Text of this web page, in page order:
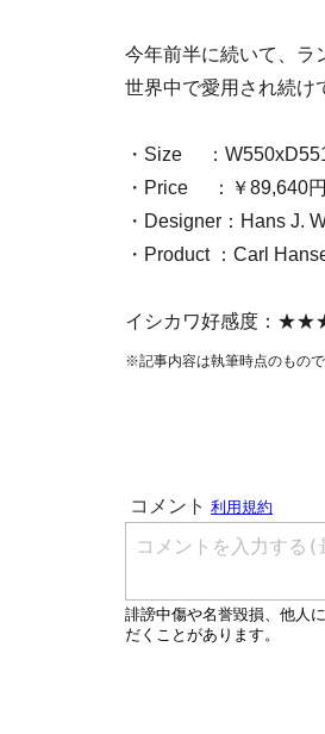
今年前半に続いて、ラ
世界中で愛用され続け
・Size ：
・Price ：￥89,640円
・Designer：Hans J.
・Product ：Carl
イシカワ好感度：
※記事内容は執筆時点のもの